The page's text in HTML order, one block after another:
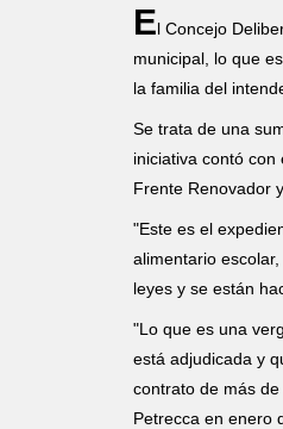
El Concejo
municipal, lo que
la familia del
Se trata de una
iniciativa contó
Frente Renovador
"Este es el
alimentario
leyes y se están
"Lo que es una
está adjudicada y
contrato de más
Petrecca en enero